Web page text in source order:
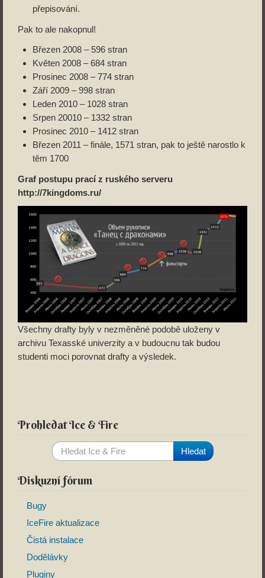
přepisování.
Pak to ale nakopnul!
Březen 2008 – 596 stran
Květen 2008 – 684 stran
Prosinec 2008 – 774 stran
Září 2009 – 998 stran
Leden 2010 – 1028 stran
Srpen 20010 – 1332 stran
Prosinec 2010 – 1412 stran
Březen 2011 – finále, 1571 stran, pak to ještě narostlo k
těm 1700
Graf postupu prací z ruského serveru
http://7kingdoms.ru/
Všechny drafty byly v nezměněné podobě uloženy v
archivu Texasské univerzity a v budoucnu tak budou
studenti moci porovnat drafty a výsledek.
Prohledat Ice & Fire
Diskuzní fórum
Bugy
IceFire aktualizace
Čistá instalace
Dodělávky
Pluginy